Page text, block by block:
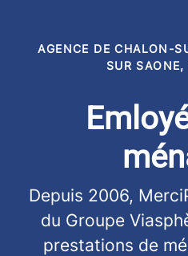
AGENCE DE CHALON-
SUR
Depuis 2006,
du Groupe
prestations de